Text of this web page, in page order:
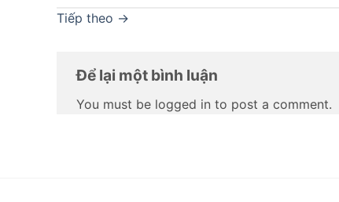
Tiếp theo →
Để lại một bình luận
You must be logged in to post a comment.